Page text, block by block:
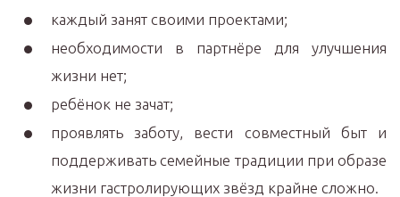
каждый занят своими проектами;
необходимости в партнёре для улучшения
жизни нет;
ребёнок не зачат;
проявлять заботу, вести совместный быт и
поддерживать семейные традиции при образе
жизни гастролирующих звёзд крайне сложно.